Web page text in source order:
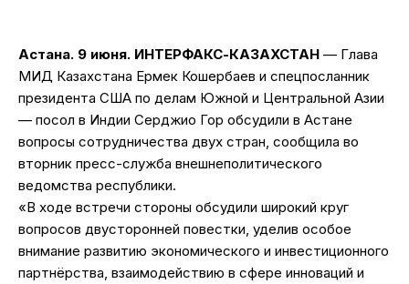
Астана. 9 июня. ИНТЕРФАКС-КАЗАХСТАН — Глава
МИД Казахстана Ермек Кошербаев и спецпосланник
президента США по делам Южной и Центральной Азии
— посол в Индии Серджио Гор обсудили в Астане
вопросы сотрудничества двух стран, сообщила во
вторник пресс-служба внешнеполитического
ведомства республики.
«В ходе встречи стороны обсудили широкий круг
вопросов двусторонней повестки, уделив особое
внимание развитию экономического и инвестиционного
партнёрства, взаимодействию в сфере инноваций и